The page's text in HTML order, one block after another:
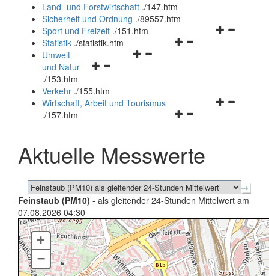
und
schließen
Land- und Forstwirtschaft ./147.htm
Sicherheit und Ordnung ./89557.htm
Navigationsmenü
Sport und Freizeit ./151.htm
Navigationsmenü
Statistik ./statistik.htm
Navigationsmenü
und
schließen
Umwelt
und Natur
./153.htm
Verkehr ./155.htm
Navigationsmenü
schließen
Wirtschaft, Arbeit und Tourismus
./157.htm
Aktuelle Messwerte
Feinstaub (PM10) - als gleitender 24-Stunden Mittelwert am
07.08.2026 04:30
+
–